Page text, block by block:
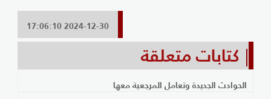
2024-12-30 17:06:10
كتابات متعلقة
الحوادث الجديدة وتعامل المرجعية معها